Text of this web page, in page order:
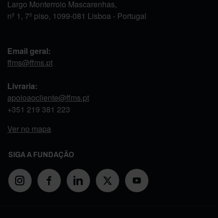
Largo Monterroio Mascarenhas,
nº 1, 7º piso, 1099-081 Lisboa - Portugal
Email geral:
ffms@ffms.pt
Livraria:
apoioaocliente@ffms.pt
+351 219 381 223
Ver no mapa
SIGA A FUNDAÇÃO